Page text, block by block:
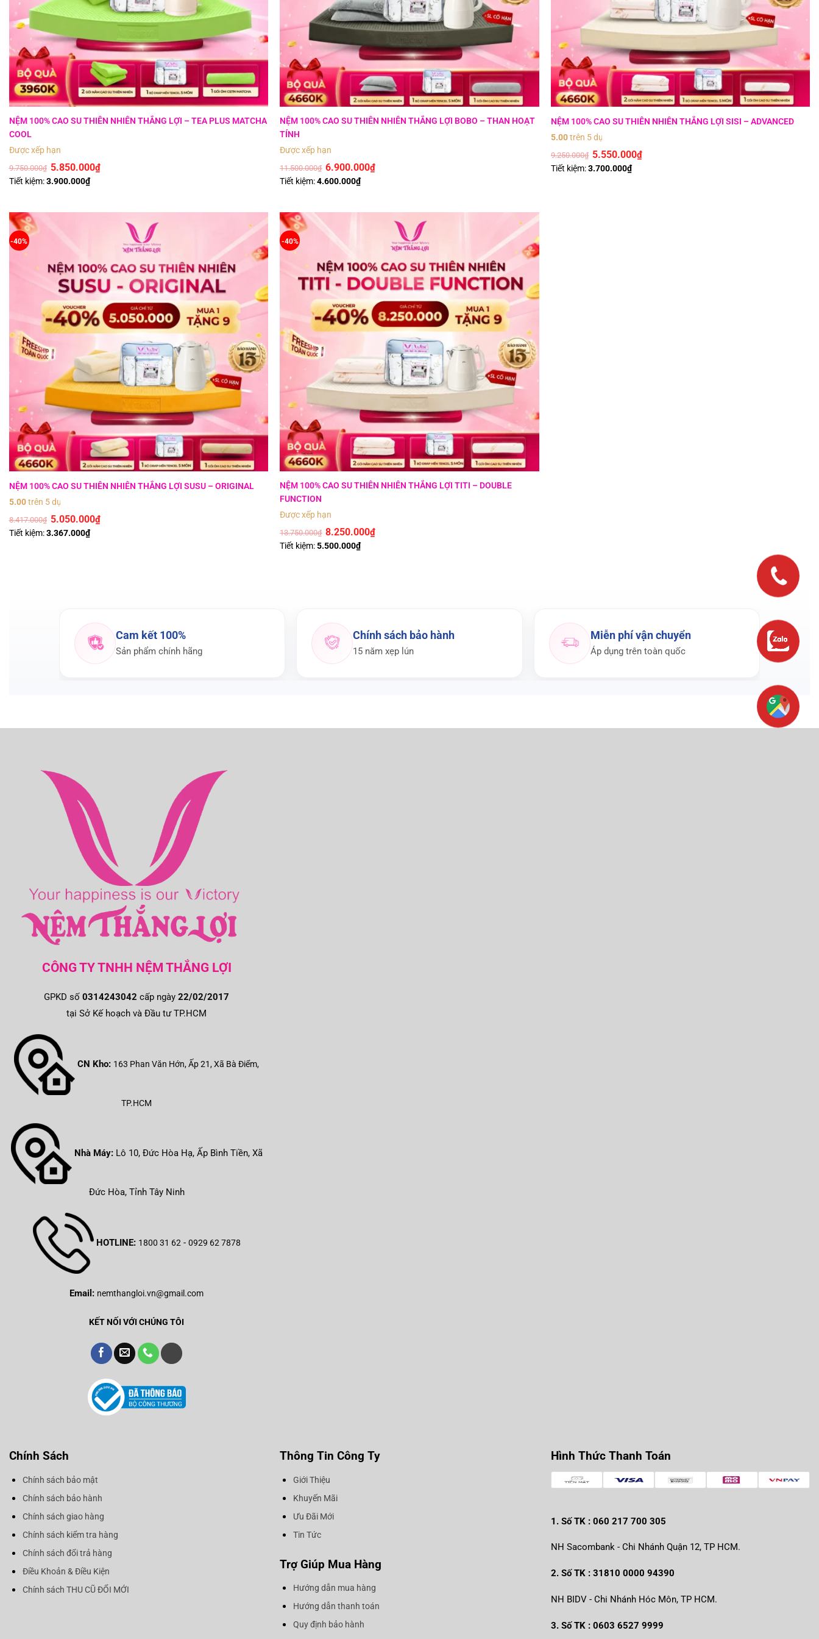
NỆM 100% CAO SU THIÊN NHIÊN THẮNG LỢI – TEA PLUS MATCHA
COOL
Được xếp hạng
9.750.000₫ 5.850.000₫
Tiết kiệm:3.900.000₫
NỆM 100% CAO SU THIÊN NHIÊN THẮNG LỢI BOBO – THAN HOẠT
TÍNH
Được xếp hạng
11.500.000₫ 6.900.000₫
Tiết kiệm:4.600.000₫
NỆM 100% CAO SU THIÊN NHIÊN THẮNG LỢI SISI – ADVANCED
5.00trên 5 dựa trên
9.250.000₫ 5.550.000₫
Tiết kiệm:3.700.000₫
-40%
NỆM 100% CAO SU THIÊN NHIÊN THẮNG LỢI SUSU – ORIGINAL
5.00trên 5 dựa trên
8.417.000₫ 5.050.000₫
Tiết kiệm:3.367.000₫
-40%
NỆM 100% CAO SU THIÊN NHIÊN THẮNG LỢI TITI – DOUBLE
FUNCTION
Được xếp hạng
13.750.000₫ 8.250.000₫
Tiết kiệm:5.500.000₫
Cam kết 100%
Sản phẩm chính hãng
Chính sách bảo hành
15 năm xẹp lún
Miễn phí vận chuyển
Áp dụng trên toàn quốc
CÔNG TY TNHH NỆM THẮNG LỢI
GPKD số 0314243042 cấp ngày 22/02/2017
tại Sở Kế hoạch và Đầu tư TP.HCM
CN Kho: 163 Phan Văn Hớn, Ấp 21, Xã Bà Điểm,
TP.HCM
Nhà Máy:Lô 10, Đức Hòa Hạ, Ấp Bình Tiền, Xã
Đức Hòa, Tỉnh Tây Ninh
HOTLINE: 1800 31 62- 0929 62 7878
Email: nemthangloi.vn@gmail.com
KẾT NỐI VỚI CHÚNG TÔI
Chính Sách
Chính sách bảo mật
Chính sách bảo hành
Chính sách giao hàng
Chính sách kiểm tra hàng
Chính sách đổi trả hàng
Điều Khoản & Điều Kiện
Chính sách THU CŨ ĐỔI MỚI
Thông Tin Công Ty
Giới Thiệu
Khuyến Mãi
Ưu Đãi Mới
Tin Tức
Trợ Giúp Mua Hàng
Hướng dẫn mua hàng
Hướng dẫn thanh toán
Quy định bảo hành
Hình Thức Thanh Toán
1. Số TK : 060 217 700 305
NH Sacombank - Chi Nhánh Quận 12, TP HCM.
2. Số TK : 31810 0000 94390
NH BIDV - Chi Nhánh Hóc Môn, TP HCM.
3. Số TK : 0603 6527 9999